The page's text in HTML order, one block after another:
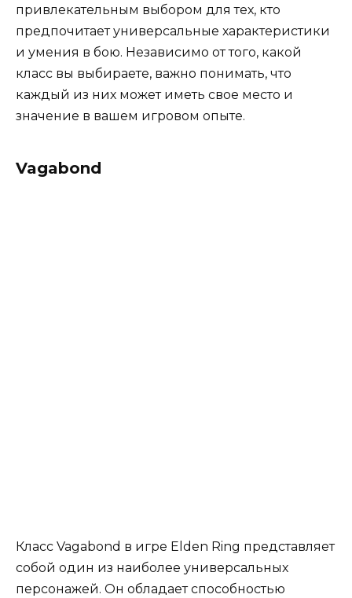
привлекательным выбором для тех, кто
предпочитает универсальные характеристики
и умения в бою. Независимо от того, какой
класс вы выбираете, важно понимать, что
каждый из них может иметь свое место и
значение в вашем игровом опыте.
Vagabond
Класс Vagabond в игре Elden Ring представляет
собой один из наиболее универсальных
персонажей. Он обладает способностью